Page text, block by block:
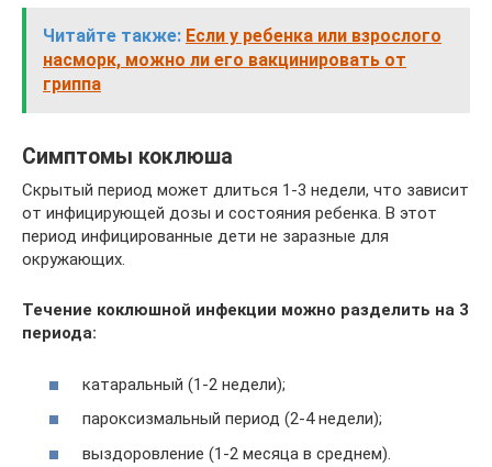
Читайте также: Если у ребенка или взрослого
насморк, можно ли его вакцинировать от
гриппа
Симптомы коклюша
Скрытый период может длиться 1-3 недели, что зависит
от инфицирующей дозы и состояния ребенка. В этот
период инфицированные дети не заразные для
окружающих.
Течение коклюшной инфекции можно разделить на 3
периода:
катаральный (1-2 недели);
пароксизмальный период (2-4 недели);
выздоровление (1-2 месяца в среднем).